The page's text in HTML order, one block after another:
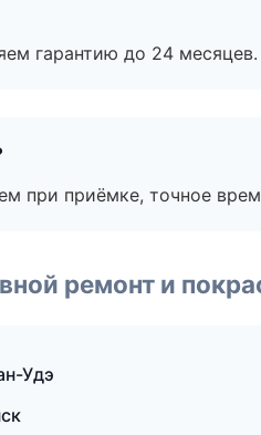
гарантию до 24 месяцев.
при приёмке, точное
ремонт и
Удэ